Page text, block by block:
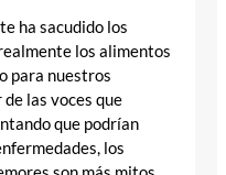
ha sacudido los
los alimentos
para nuestros
las voces que
que podrían
los